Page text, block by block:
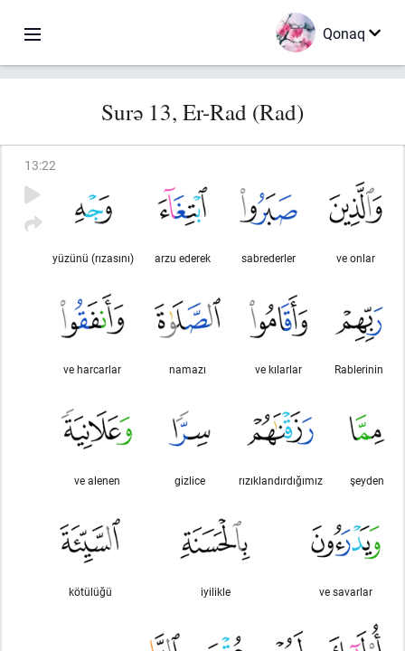
Qonaq
Surə 13, Er-Rad (Rad)
13:22
ve onlar
sabrederler
arzu ederek
yüzünü (rızasını)
Rablerinin
ve kılarlar
namazı
ve harcarlar
şeyden
rızıklandırdığımız
gizlice
ve alenen
ve savarlar
iyilikle
kötülüğü